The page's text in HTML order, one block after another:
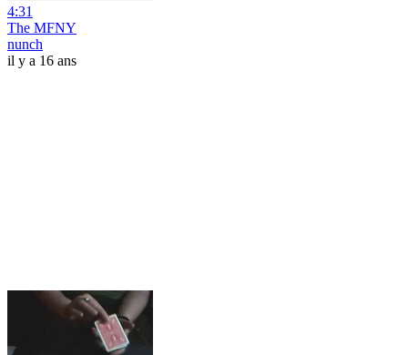
4:31
The MFNY
nunch
il y a 16 ans